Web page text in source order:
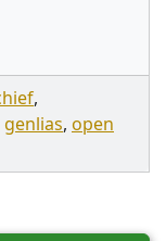
,
genlias, open